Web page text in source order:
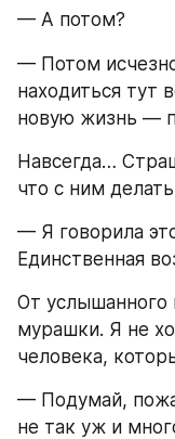
— А потом?
— Потом
находиться тут
новую жизнь —
Навсегда…
что с ним
— Я говорила
Единственная
От
мурашки. Я не
человека,
— Подумай,
не так уж и